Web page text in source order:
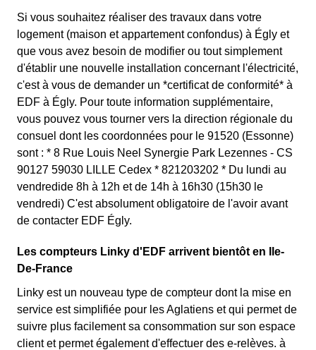
Si vous souhaitez réaliser des travaux dans votre
logement (maison et appartement confondus) à Égly et
que vous avez besoin de modifier ou tout simplement
d'établir une nouvelle installation concernant l'électricité,
c'est à vous de demander un *certificat de conformité* à
EDF à Égly. Pour toute information supplémentaire,
vous pouvez vous tourner vers la direction régionale du
consuel dont les coordonnées pour le 91520 (Essonne)
sont : * 8 Rue Louis Neel Synergie Park Lezennes - CS
90127 59030 LILLE Cedex * 821203202 * Du lundi au
vendredide 8h à 12h et de 14h à 16h30 (15h30 le
vendredi) C'est absolument obligatoire de l'avoir avant
de contacter EDF Égly.
Les compteurs Linky d'EDF arrivent bientôt en Ile-
De-France
Linky est un nouveau type de compteur dont la mise en
service est simplifiée pour les Aglatiens et qui permet de
suivre plus facilement sa consommation sur son espace
client et permet également d'effectuer des e-relèves. à